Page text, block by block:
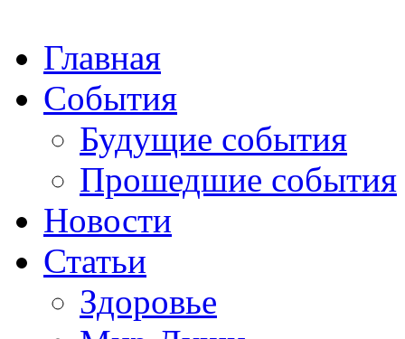
Главная
События
Будущие события
Прошедшие события
Новости
Статьи
Здоровье